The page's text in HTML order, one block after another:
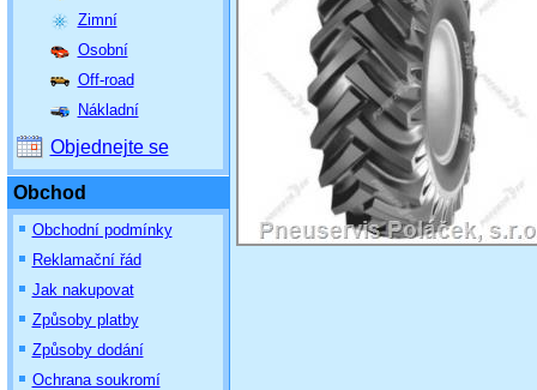
Zimní
Osobní
Off-road
Nákladní
Objednejte se
Obchod
Obchodní podmínky
Reklamační řád
Jak nakupovat
Způsoby platby
Způsoby dodání
Ochrana soukromí